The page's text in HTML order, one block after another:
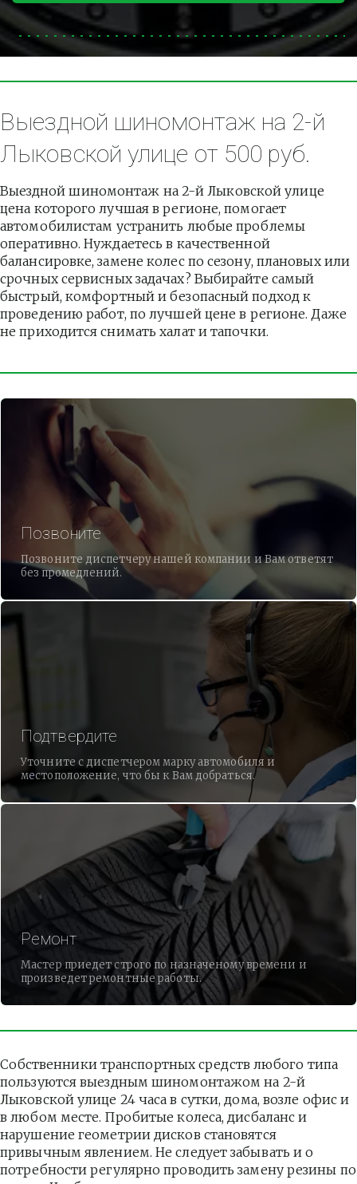
Выездной шиномонтаж на 2-й
Лыковской улице от 500 руб.
Выездной шиномонтаж на 2-й Лыковской улице
цена которого лучшая в регионе, помогает
автомобилистам устранить любые проблемы
оперативно. Нуждаетесь в качественной
балансировке, замене колес по сезону, плановых или
срочных сервисных задачах? Выбирайте самый
быстрый, комфортный и безопасный подход к
проведению работ, по лучшей цене в регионе. Даже
не приходится снимать халат и тапочки.
Позвоните
Позвоните диспетчеру нашей компании и Вам ответят
без промедлений.
Подтвердите
Уточните с диспетчером марку автомобиля и
местоположение, что бы к Вам добраться.
Ремонт
Мастер приедет строго по назначеному времени и
произведет ремонтные работы.
Собственники транспортных средств любого типа
пользуются выездным шиномонтажом на 2-й
Лыковской улице 24 часа в сутки, дома, возле офис и
в любом месте. Пробитые колеса, дисбаланс и
нарушение геометрии дисков становятся
привычным явлением. Не следует забывать и о
потребности регулярно проводить замену резины по